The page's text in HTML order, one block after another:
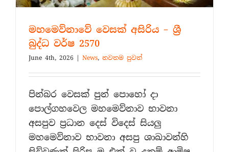
මහමෙව්නාවේ වෙසක් අසිරිය – ශ්‍රී
බුද්ධ වර්ෂ 2570
June 4th, 2026 | News, නවතම පුවත්
පින්බර වෙසක් පුන් පොහෝ දා
පොල්ගහවෙල මහමෙව්නාව භාවනා
අසපුව ප්‍රධාන දෙස් විදෙස් සියලු
මහමෙව්නාව භාවනා අසපු ශාඛාවන්හි